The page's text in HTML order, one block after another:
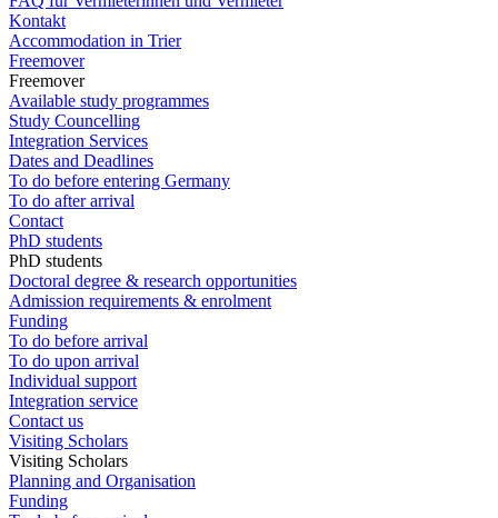
Kontakt
Accommodation in Trier
Freemover
Freemover
Available study programmes
Study Councelling
Integration Services
Dates and Deadlines
To do before entering Germany
To do after arrival
Contact
PhD students
PhD students
Doctoral degree & research opportunities
Admission requirements & enrolment
Funding
To do before arrival
To do upon arrival
Individual support
Integration service
Contact us
Visiting Scholars
Visiting Scholars
Planning and Organisation
Funding